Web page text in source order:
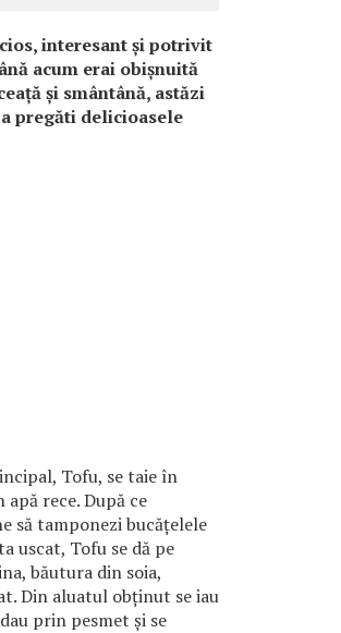
interesant şi potrivit
acum erai obişnuită
şi smântână, astăzi
pregăti delicioasele
Tofu, se taie în
rece. După ce
să tamponezi bucăţelele
uscat, Tofu se dă pe
băutura din soia,
Din aluatul obţinut se iau
prin pesmet şi se